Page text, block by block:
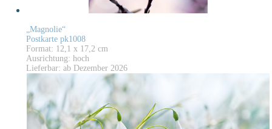
„Magnolie“
Postkarte pk1008
Format: 12,1 x 17,2 cm
Ausrichtung: hoch
Lieferbar: ab Dezember 2026